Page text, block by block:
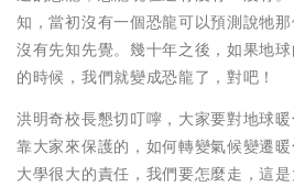
知，當初沒有一個恐龍可以預測說牠
沒有先知先覺。幾十年之後，如果地
的時候，我們就變成恐龍了，對吧！
洪明奇校長懇切叮嚀，大家要對地球
靠大家來保護的，如何轉變氣候變遷
大學很大的責任，我們要怎麼走，這是